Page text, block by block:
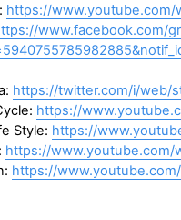
https://www.youtube.com/
www.facebook.com/
https://twitter.com/i/web/
https://
Style: https://
https://www.youtube.com/
https://